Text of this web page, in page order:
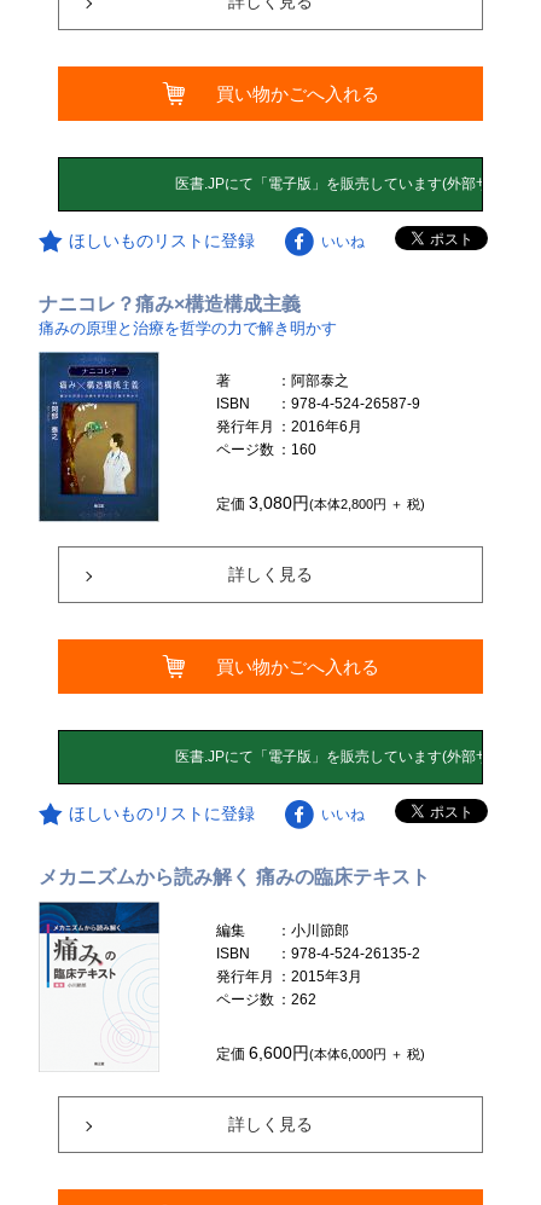
買い物かごへ入れる
ほしいものリストに登録 いいね
ナニコレ？痛み×構造構成主義
痛みの原理と治療を哲学の力で解き明かす
著
：阿部泰之
ISBN
：978-4-524-26587-9
発行年月
：2016年6月
ページ数 ：160
定価3,080円(本体2,800円 ＋ 税)
詳しく見る
買い物かごへ入れる
ほしいものリストに登録 いいね
メカニズムから読み解く 痛みの臨床テキスト
編集
：小川節郎
ISBN
：978-4-524-26135-2
発行年月
：2015年3月
ページ数 ：262
定価6,600円(本体6,000円 ＋ 税)
詳しく見る